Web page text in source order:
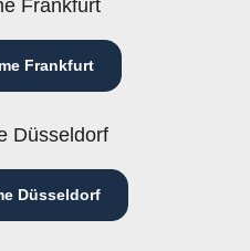
Frankfurt
Frankfurt
Düsseldorf
Düsseldorf